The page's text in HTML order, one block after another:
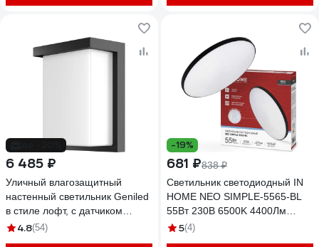
6 485 ₽
Уличный влагозащитный
настенный светильник Geniled
в стиле лофт, с датчиком
движения для дома от сети
4.8(54)
-19%
681 ₽838 ₽
Светильник светодиодный IN
HOME NEO SIMPLE-5565-BL
55Вт 230В 6500K 4400Лм
375x59мм черный
5(4)